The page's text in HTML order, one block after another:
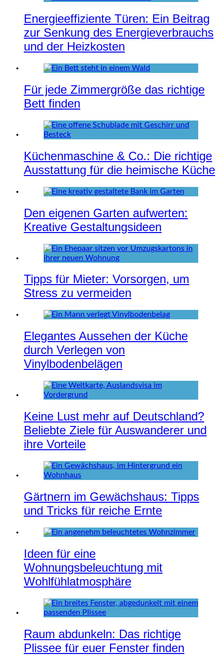
Energieeffiziente Türen: Ein Beitrag
zur Senkung des Energieverbrauchs
und der Heizkosten
Für jede Zimmergröße das richtige
Bett finden
Küchenmaschine & Co.: Die richtige
Ausstattung für die heimische Küche
Den eigenen Garten aufwerten:
Kreative Gestaltungsideen
Tipps für Mieter: Vorsorgen, um
Stress zu vermeiden
Elegantes Aussehen der Küche
durch Verlegen von
Vinylbodenbelägen
Keine Lust mehr auf Deutschland?
Beliebte Ziele für Auswanderer und
ihre Vorteile
Gärtnern im Gewächshaus: Tipps
und Tricks für reiche Ernte
Ideen für eine
Wohnungsbeleuchtung mit
Wohlfühlatmosphäre
Raum abdunkeln: Das richtige
Plissee für euer Fenster finden